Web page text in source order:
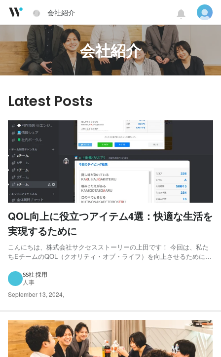
会社紹介
会社紹介
Latest Posts
QOL向上に役立つアイテム4選：快適な生活を
実現するために
こんにちは、株式会社サクセスストーリーの上田です！ 今回は、私た
ちEチームのQOL（クオリティ・オブ・ライフ）を向上させるために役
らっしゃるかと思いましたので、補足をさせていただきます。 サクセ
スストーリー社は、社内で全5チームに分かれ、クエスト...
SS社 採用
人事
September 13, 2024,